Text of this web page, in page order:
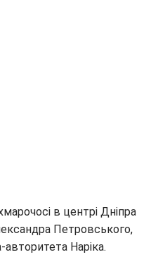
в центрі Дніпра
Петровського,
Наріка.